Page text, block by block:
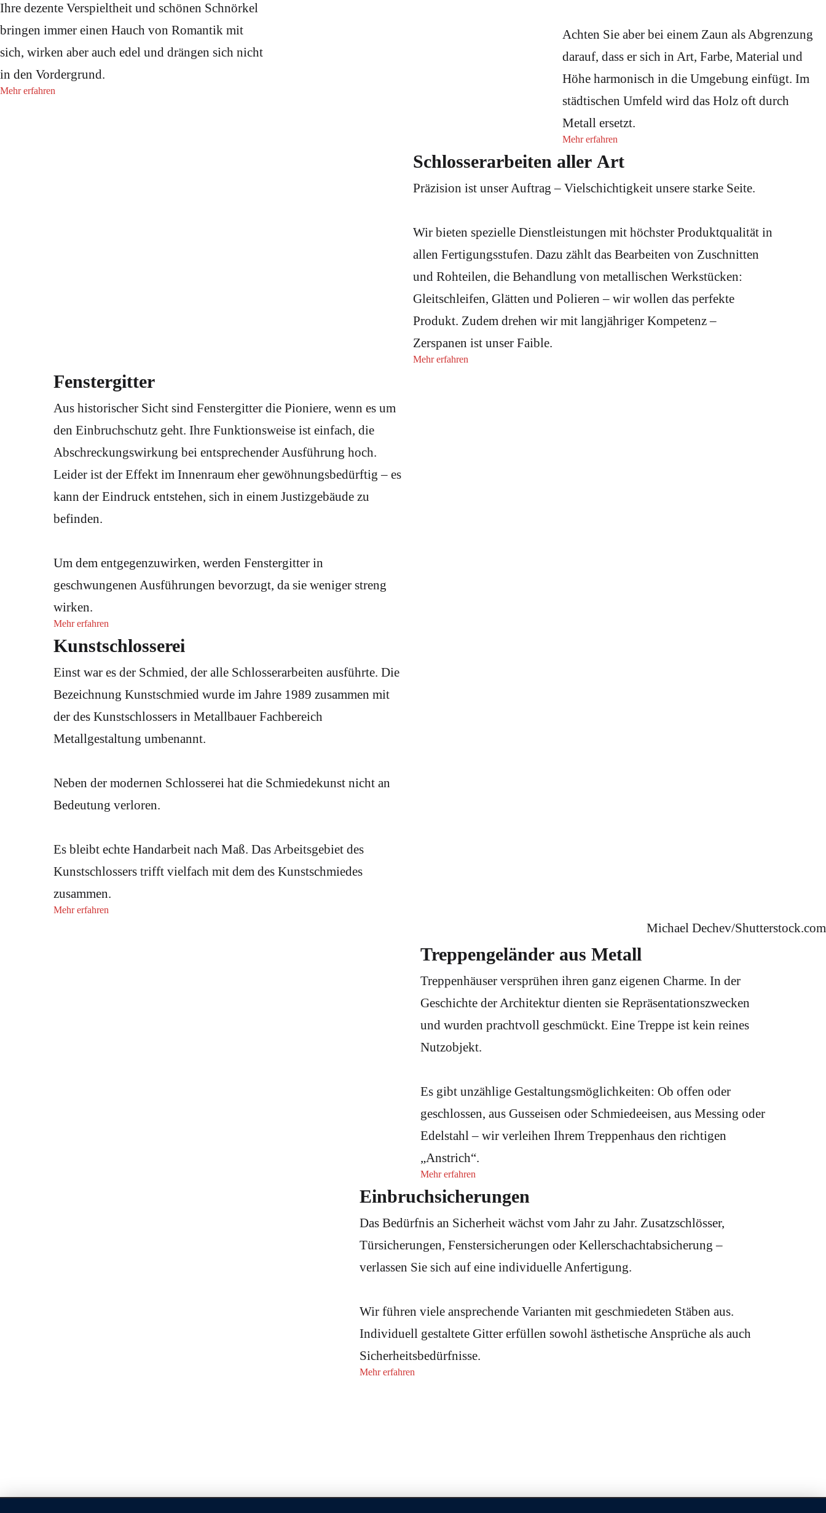
Ihre dezente Verspieltheit und schönen Schnörkel
bringen immer einen Hauch von Romantik mit
sich, wirken aber auch edel und drängen sich nicht
in den Vordergrund.
Mehr erfahren
Achten Sie aber bei einem Zaun als Abgrenzung
darauf, dass er sich in Art, Farbe, Material und
Höhe harmonisch in die Umgebung einfügt. Im
städtischen Umfeld wird das Holz oft durch
Metall ersetzt.
Mehr erfahren
Schlosserarbeiten aller Art
Präzision ist unser Auftrag – Vielschichtigkeit unsere starke Seite.
Wir bieten spezielle Dienstleistungen mit höchster Produktqualität in
allen Fertigungsstufen. Dazu zählt das Bearbeiten von Zuschnitten
und Rohteilen, die Behandlung von metallischen Werkstücken:
Gleitschleifen, Glätten und Polieren – wir wollen das perfekte
Produkt. Zudem drehen wir mit langjähriger Kompetenz –
Zerspanen ist unser Faible.
Mehr erfahren
Fenstergitter
Aus historischer Sicht sind Fenstergitter die Pioniere, wenn es um
den Einbruchschutz geht. Ihre Funktionsweise ist einfach, die
Abschreckungswirkung bei entsprechender Ausführung hoch.
Leider ist der Effekt im Innenraum eher gewöhnungsbedürftig – es
kann der Eindruck entstehen, sich in einem Justizgebäude zu
befinden.
Um dem entgegenzuwirken, werden Fenstergitter in
geschwungenen Ausführungen bevorzugt, da sie weniger streng
wirken.
Mehr erfahren
Kunstschlosserei
Einst war es der Schmied, der alle Schlosserarbeiten ausführte. Die
Bezeichnung Kunstschmied wurde im Jahre 1989 zusammen mit
der des Kunstschlossers in Metallbauer Fachbereich
Metallgestaltung umbenannt.
Neben der modernen Schlosserei hat die Schmiedekunst nicht an
Bedeutung verloren.
Es bleibt echte Handarbeit nach Maß. Das Arbeitsgebiet des
Kunstschlossers trifft vielfach mit dem des Kunstschmiedes
zusammen.
Mehr erfahren
Michael Dechev/Shutterstock.com
Treppengeländer aus Metall
Treppenhäuser versprühen ihren ganz eigenen Charme. In der
Geschichte der Architektur dienten sie Repräsentationszwecken
und wurden prachtvoll geschmückt. Eine Treppe ist kein reines
Nutzobjekt.
Es gibt unzählige Gestaltungsmöglichkeiten: Ob offen oder
geschlossen, aus Gusseisen oder Schmiedeeisen, aus Messing oder
Edelstahl – wir verleihen Ihrem Treppenhaus den richtigen
„Anstrich“.
Mehr erfahren
Einbruchsicherungen
Das Bedürfnis an Sicherheit wächst vom Jahr zu Jahr. Zusatzschlösser,
Türsicherungen, Fenstersicherungen oder Kellerschachtabsicherung –
verlassen Sie sich auf eine individuelle Anfertigung.
Wir führen viele ansprechende Varianten mit geschmiedeten Stäben aus.
Individuell gestaltete Gitter erfüllen sowohl ästhetische Ansprüche als auch
Sicherheitsbedürfnisse.
Mehr erfahren